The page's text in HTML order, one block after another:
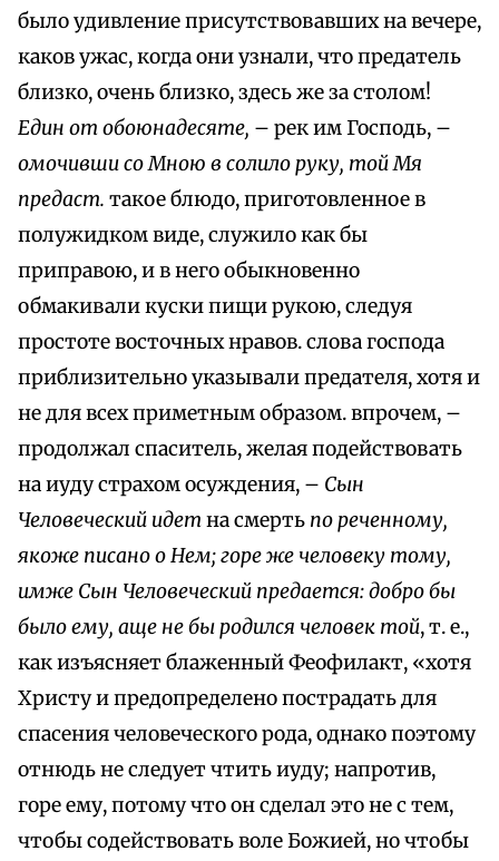
было удивление присутствовавших на вечере,
каков ужас, когда они узнали, что предатель
близко, очень близко, здесь же за столом!
Един от обоюнадесяте, – рек им Господь, –
омочивши со Мною в солило руку, той Мя
предаст. такое блюдо, приготовленное в
полужидком виде, служило как бы
приправою, и в него обыкновенно
обмакивали куски пищи рукою, следуя
простоте восточных нравов. слова господа
приблизительно указывали предателя, хотя и
не для всех приметным образом. впрочем, –
продолжал спаситель, желая подействовать
на иуду страхом осуждения, – Сын
Человеческий идетна смерть по реченному,
якоже писано о Нем; горе же человеку тому,
имже Сын Человеческий предается: добро бы
было ему, аще не бы родился человек той, т. е.,
как изъясняет блаженный Феофилакт, «хотя
Христу и предопределено пострадать для
спасения человеческого рода, однако поэтому
отнюдь не следует чтить иуду; напротив,
горе ему, потому что он сделал это не с тем,
чтобы содействовать воле Божией, но чтобы